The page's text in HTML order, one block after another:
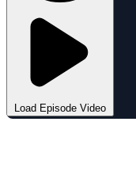
Load Episode Video